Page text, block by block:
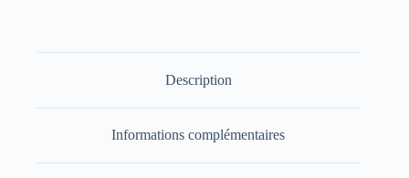
Description
Informations complémentaires